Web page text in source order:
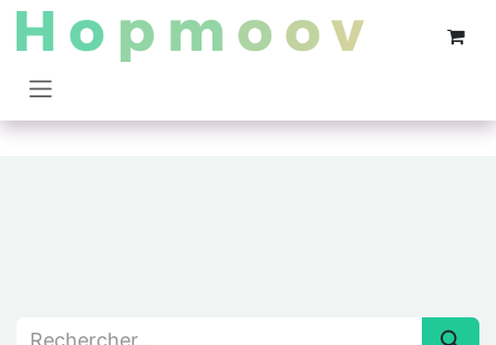
Se rendre au contenu